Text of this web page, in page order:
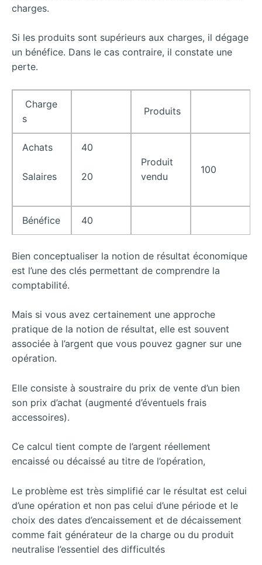
charges.
Si les produits sont supérieurs aux charges, il dégage
un bénéfice. Dans le cas contraire, il constate une
perte.
Charge
s
Produits
Achats
Salaires
40
20
Produit
vendu
100
Bénéfice 40
Bien conceptualiser la notion de résultat économique
est l’une des clés permettant de comprendre la
comptabilité.
Mais si vous avez certainement une approche
pratique de la notion de résultat, elle est souvent
associée à l’argent que vous pouvez gagner sur une
opération.
Elle consiste à soustraire du prix de vente d’un bien
son prix d’achat (augmenté d’éventuels frais
accessoires).
Ce calcul tient compte de l’argent réellement
encaissé ou décaissé au titre de l’opération,
Le problème est très simplifié car le résultat est celui
d’une opération et non pas celui d’une période et le
choix des dates d’encaissement et de décaissement
comme fait générateur de la charge ou du produit
neutralise l’essentiel des difficultés